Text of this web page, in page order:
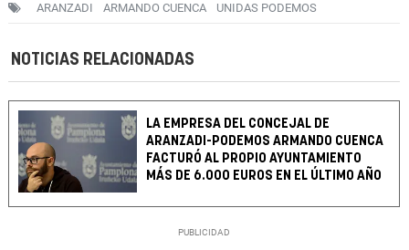
ARANZADI ARMANDO CUENCA UNIDAS PODEMOS
NOTICIAS RELACIONADAS
LA EMPRESA DEL CONCEJAL DE
ARANZADI-PODEMOS ARMANDO CUENCA
FACTURÓ AL PROPIO AYUNTAMIENTO
MÁS DE 6.000 EUROS EN EL ÚLTIMO AÑO